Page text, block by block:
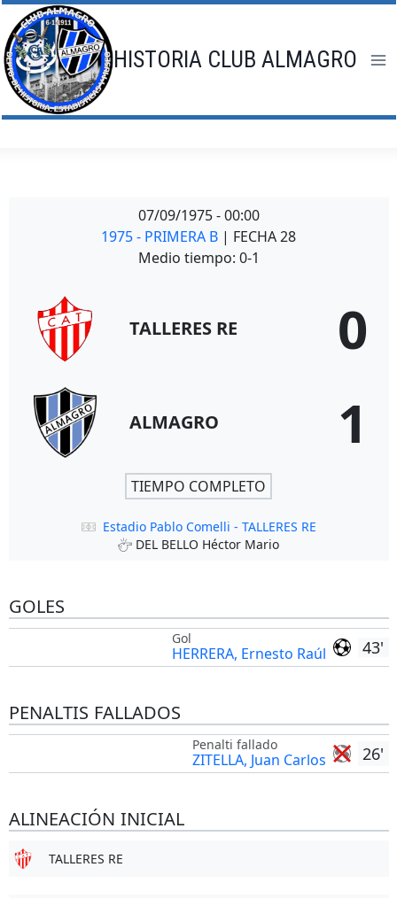
Saltar
al
contenido
HISTORIA CLUB ALMAGRO
07/09/1975 - 00:00
1975 - PRIMERA B | FECHA 28
Medio tiempo: 0-1
TALLERES RE 0
ALMAGRO 1
TIEMPO COMPLETO
Estadio Pablo Comelli - TALLERES RE
DEL BELLO Héctor Mario
GOLES
43'
Gol
HERRERA, Ernesto Raúl
PENALTIS FALLADOS
26'
Penalti fallado
ZITELLA, Juan Carlos
ALINEACIÓN INICIAL
TALLERES RE